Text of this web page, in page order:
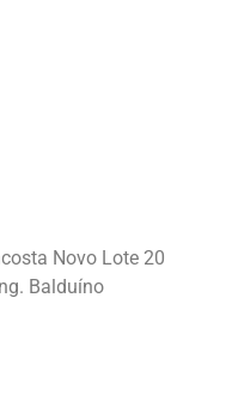
Novo Lote 20
Balduíno